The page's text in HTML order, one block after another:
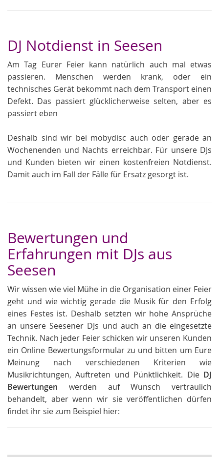
DJ Notdienst in Seesen
Am Tag Eurer Feier kann natürlich auch mal etwas
passieren. Menschen werden krank, oder ein
technisches Gerät bekommt nach dem Transport einen
Defekt. Das passiert glücklicherweise selten, aber es
passiert eben
Deshalb sind wir bei mobydisc auch oder gerade an
Wochenenden und Nachts erreichbar. Für unsere DJs
und Kunden bieten wir einen kostenfreien Notdienst.
Damit auch im Fall der Fälle für Ersatz gesorgt ist.
Bewertungen und
Erfahrungen mit DJs aus
Seesen
Wir wissen wie viel Mühe in die Organisation einer Feier
geht und wie wichtig gerade die Musik für den Erfolg
eines Festes ist. Deshalb setzten wir hohe Ansprüche
an unsere Seesener DJs und auch an die eingesetzte
Technik. Nach jeder Feier schicken wir unseren Kunden
ein Online Bewertungsformular zu und bitten um Eure
Meinung nach verschiedenen Kriterien wie
Musikrichtungen, Auftreten und Pünktlichkeit. Die DJ
Bewertungen werden auf Wunsch vertraulich
behandelt, aber wenn wir sie veröffentlichen dürfen
findet ihr sie zum Beispiel hier: